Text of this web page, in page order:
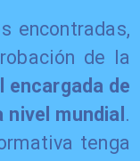
encontradas,
de la
encargada de
mundial .
tenga